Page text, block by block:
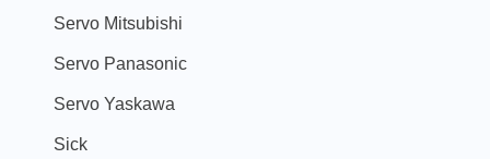
Servo Mitsubishi
Servo Panasonic
Servo Yaskawa
Sick